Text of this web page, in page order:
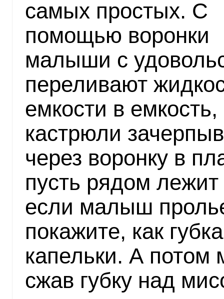
самых простых. С
помощью воронки
малыши с
переливают
емкости в
кастрюли
через воронку в
пусть рядом
если малыш
покажите, как
капельки. А потом
сжав губку над